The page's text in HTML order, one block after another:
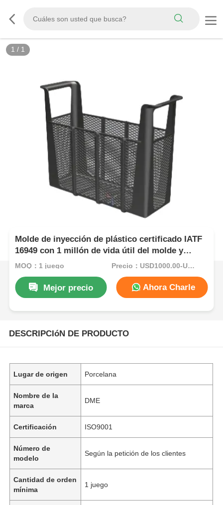
1 / 1
Molde de inyección de plástico certificado IATF
16949 con 1 millón de vida útil del molde y
sistema de canal frío/calor para
MOQ：1 juego Precio：USD1000.00-USD5000.00
Mejor precio Ahora Charle
DESCRIPCIóN DE PRODUCTO
Lugar de origen Porcelana
Nombre de la
marca
DME
Certificación ISO9001
Número de
modelo
Según la petición de los clientes
Cantidad de orden
mínima
1 juego